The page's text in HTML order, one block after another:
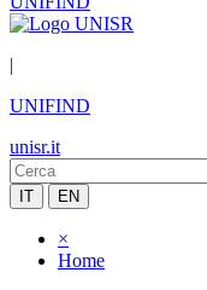
|
UNIFIND
unisr.it
IT EN
×
Home